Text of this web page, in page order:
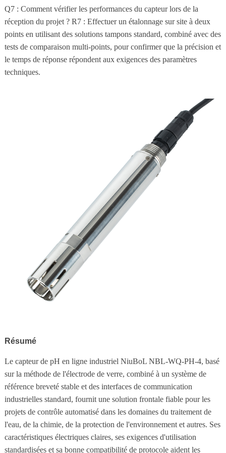
Q7 : Comment vérifier les performances du capteur lors de la
réception du projet ? R7 : Effectuer un étalonnage sur site à deux
points en utilisant des solutions tampons standard, combiné avec des
tests de comparaison multi-points, pour confirmer que la précision et
le temps de réponse répondent aux exigences des paramètres
techniques.
Résumé
Le capteur de pH en ligne industriel NiuBoL NBL-WQ-PH-4, basé
sur la méthode de l'électrode de verre, combiné à un système de
référence breveté stable et des interfaces de communication
industrielles standard, fournit une solution frontale fiable pour les
projets de contrôle automatisé dans les domaines du traitement de
l'eau, de la chimie, de la protection de l'environnement et autres. Ses
caractéristiques électriques claires, ses exigences d'utilisation
standardisées et sa bonne compatibilité de protocole aident les